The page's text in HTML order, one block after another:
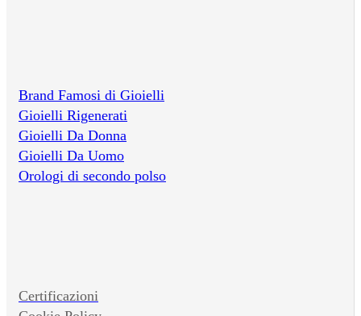
Brand Famosi di Gioielli
Gioielli Rigenerati
Gioielli Da Donna
Gioielli Da Uomo
Orologi di secondo polso
Certificazioni